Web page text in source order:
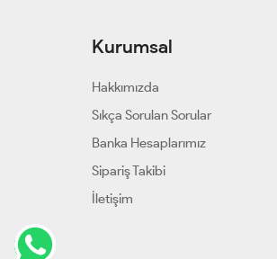
Kurumsal
Hakkımızda
Sıkça Sorulan Sorular
Banka Hesaplarımız
Sipariş Takibi
İletişim